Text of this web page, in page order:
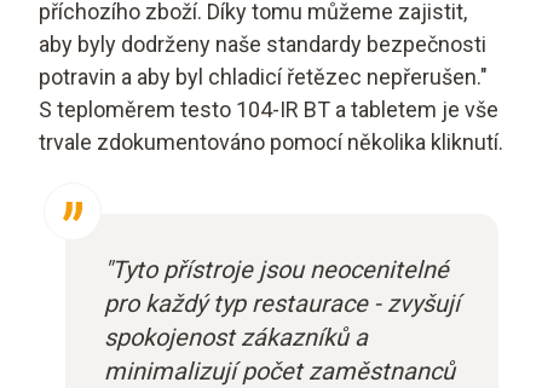
příchozího zboží. Díky tomu můžeme zajistit,
aby byly dodrženy naše standardy bezpečnosti
potravin a aby byl chladicí řetězec nepřerušen."
S teploměrem testo 104-IR BT a tabletem je vše
trvale zdokumentováno pomocí několika kliknutí.
"Tyto přístroje jsou neocenitelné
pro každý typ restaurace - zvyšují
spokojenost zákazníků a
minimalizují počet zaměstnanců